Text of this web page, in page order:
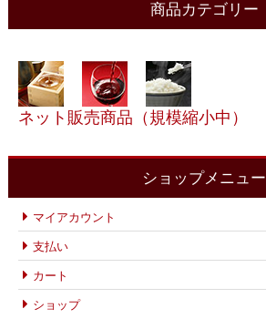
商品カテゴリー
ネット販売商品（規模縮小中）
ショップメニュー
マイアカウント
支払い
カート
ショップ